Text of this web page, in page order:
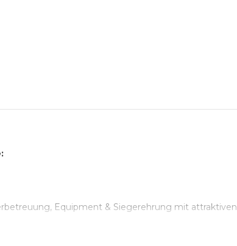
Equipment & Siegerehrung mit attraktiven